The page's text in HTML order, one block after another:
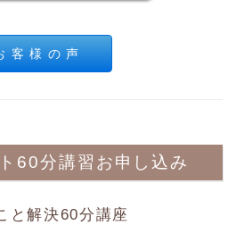
客 様 の 声
60分講習お申し込み
と解決60分講座